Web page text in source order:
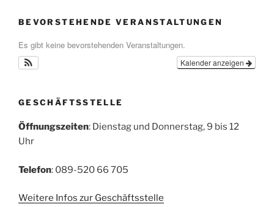
BEVORSTEHENDE VERANSTALTUNGEN
Es gibt keine bevorstehenden Veranstaltungen.
Kalender anzeigen
GESCHÄFTSSTELLE
Öffnungszeiten: Dienstag und Donnerstag, 9 bis 12
Uhr
Telefon: 089-520 66 705
Weitere Infos zur Geschäftsstelle